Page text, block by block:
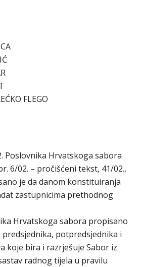
FLEGO
Poslovnika Hrvatskoga sabora
6/02. – pročišćeni tekst, 41/02.,
je da danom konstituiranja
zastupnicima prethodnog
Hrvatskoga sabora propisano
potpredsjednika i
koje bira i razrješuje Sabor iz
radnog tijela u pravilu